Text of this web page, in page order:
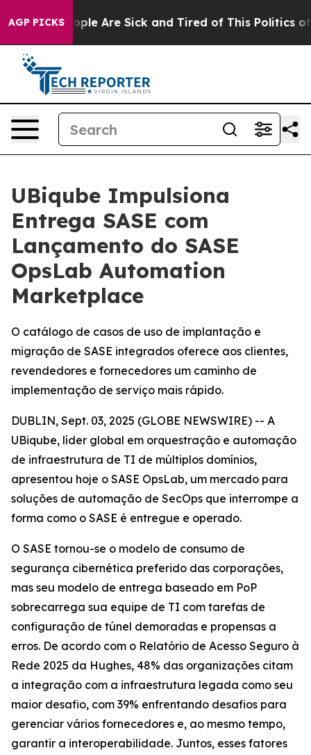
AGP PICKS
Win: “People Are Sick and Tired of This Politics of
UBiqube Impulsiona
Entrega SASE com
Lançamento do SASE
OpsLab Automation
Marketplace
O catálogo de casos de uso de implantação e
migração de SASE integrados oferece aos clientes,
revendedores e fornecedores um caminho de
implementação de serviço mais rápido.
DUBLIN, Sept. 03, 2025 (GLOBE NEWSWIRE) -- A
UBiqube, líder global em orquestração e automação
de infraestrutura de TI de múltiplos domínios,
apresentou hoje o SASE OpsLab, um mercado para
soluções de automação de SecOps que interrompe a
forma como o SASE é entregue e operado.
O SASE tornou-se o modelo de consumo de
segurança cibernética preferido das corporações,
mas seu modelo de entrega baseado em PoP
sobrecarrega sua equipe de TI com tarefas de
configuração de túnel demoradas e propensas a
erros. De acordo com o Relatório de Acesso Seguro à
Rede 2025 da Hughes, 48% das organizações citam
a integração com a infraestrutura legada como seu
maior desafio, com 39% enfrentando desafios para
gerenciar vários fornecedores e, ao mesmo tempo,
garantir a interoperabilidade. Juntos, esses fatores